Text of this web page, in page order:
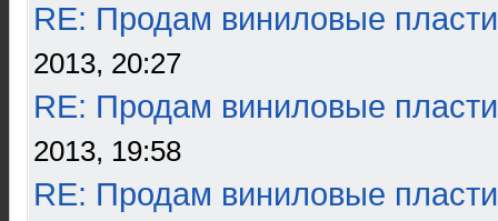
RE: Продам виниловые
2013, 20:27
RE: Продам виниловые
2013, 19:58
RE: Продам виниловые